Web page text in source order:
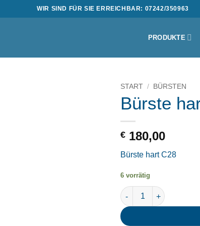
WIR SIND FÜR SIE ERREICHBAR: 07242/350963
PRODUKTE
START / BÜRSTEN
Bürste
€ 180,00
Bürste hart C28
6 vorrätig
Bürste hart C28 Menge